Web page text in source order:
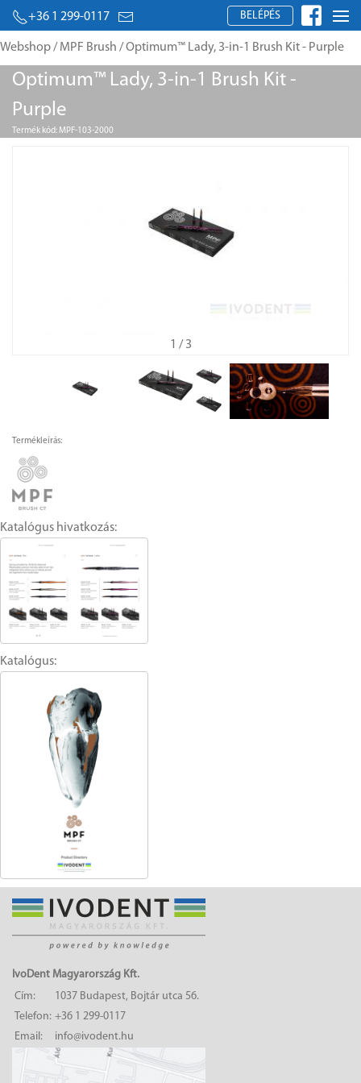
+36 1 299-0117 BELÉPÉS
Webshop/ MPF Brush / Optimum™ Lady, 3-in-1 Brush Kit - Purple
Optimum™ Lady, 3-in-1 Brush Kit -
Purple
Termék kód: MPF-103-2000
1 / 3
Termékleírás:
Katalógus hivatkozás:
Katalógus:
IvoDent Magyarország Kft.
Cím:
1037 Budapest, Bojtár utca 56.
Telefon: +36 1 299-0117
Email:
info@ivodent.hu